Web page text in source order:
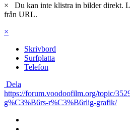
×
Du kan inte klistra in bilder direkt.
från URL.
×
Skrivbord
Surfplatta
Telefon
Dela
https://forum.voodoofilm.org/topic/
g%C3%B6rs-r%C3%B6rlig-grafik/